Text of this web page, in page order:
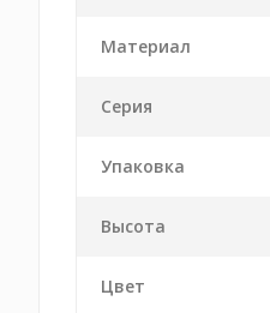
Материал
Серия
Упаковка
Высота
Цвет